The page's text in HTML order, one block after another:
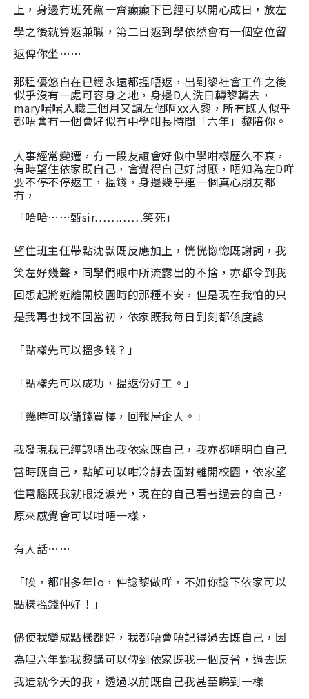
上，身邊有班死黨一齊癲癲下已經可以開心成日，放左
學之後就算返兼職，第二日返到學依然會有一個空位留
返俾你坐……
那種優悠自在已經永遠都搵唔返，出到黎社會工作之後
似乎沒有一處可容身之地，身邊D人洗日轉黎轉去，
mary啱啱入職三個月又調左個啊xx入黎，所有既人似乎
都唔會有一個會好似有中學咁長時間「六年」黎陪你。
人事經常變遷，冇一段友誼會好似中學咁樣歷久不衰，
有時望住依家既自己，會覺得自己好討厭，唔知為左D咩
要不停不停返工，搵錢，身邊幾乎連一個真心朋友都
冇，
「哈哈……甄sir…………笑死」
望住班主任帶點沈默既反應加上，恍恍惚惚既謝詞，我
笑左好幾聲，同學們眼中所流露出的不捨，亦都令到我
回想起將近離開校園時的那種不安，但是現在我怕的只
是我再也找不回當初，依家既我每日到刻都係度諗
「點樣先可以搵多錢？」
「點樣先可以成功，搵返份好工。」
「幾時可以儲錢買樓，回報屋企人。」
我發現我已經認唔出我依家既自己，我亦都唔明白自己
當時既自己，點解可以咁冷靜去面對離開校園，依家望
住電腦既我就眼泛淚光，現在的自己看著過去的自己，
原來感覺會可以咁唔一樣，
有人話……
「唉，都咁多年lo，仲諗黎做咩，不如你諗下依家可以
點樣搵錢仲好！」
儘使我變成點樣都好，我都唔會唔記得過去既自己，因
為哩六年對我黎講可以俾到依家既我一個反省，過去既
我造就今天的我，透過以前既自己我甚至睇到一樣